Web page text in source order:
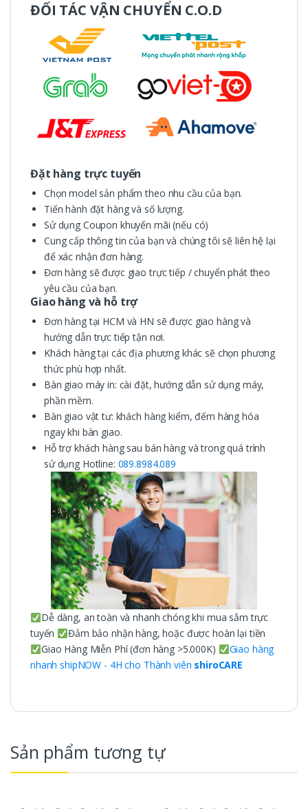
ĐỐI TÁC VẬN CHUYỂN C.O.D
Đặt hàng trực tuyến
Chọn model sản phẩm theo nhu cầu của bạn.
Tiến hành đặt hàng và số lượng.
Sử dụng Coupon khuyến mãi (nếu có)
Cung cấp thông tin của bạn và chúng tôi sẽ liên hệ lại
để xác nhận đơn hàng.
Đơn hàng sẽ được giao trực tiếp / chuyển phát theo
yêu cầu của bạn.
Giao hàng và hỗ trợ
Đơn hàng tại HCM và HN sẽ được giao hàng và
hướng dẫn trực tiếp tận nơi.
Khách hàng tại các địa phương khác sẽ chọn phương
thức phù hợp nhất.
Bàn giao máy in: cài đặt, hướng dẫn sử dụng máy,
phần mềm.
Bàn giao vật tư: khách hàng kiểm, đếm hàng hóa
ngay khi bàn giao.
Hỗ trợ khách hàng sau bán hàng và trong quá trình
sử dụng Hotline: 089.8984.089
Dễ dàng, an toàn và nhanh chóng khi mua sắm trực
tuyến
Đảm bảo nhận hàng, hoặc được hoàn lại tiền
Giao Hàng Miễn Phí (đơn hàng >5.000K)
Giao hàng
nhanh shipNOW - 4H cho Thành viên shiroCARE
Sản phẩm tương tự